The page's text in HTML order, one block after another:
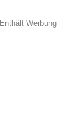
Enthält Werbung